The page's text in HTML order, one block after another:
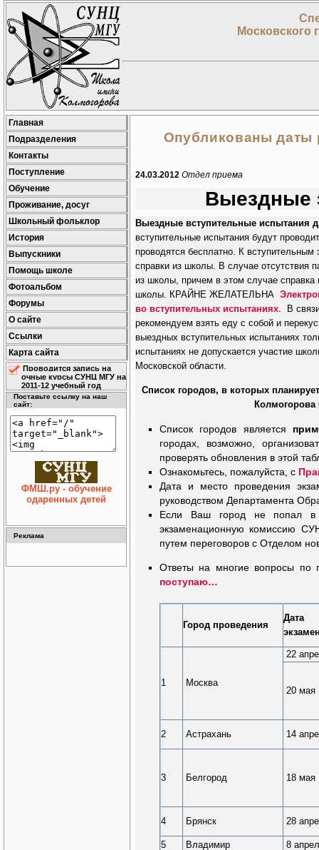
Московского
Главная
Подразделения
Контакты
Поступление
Обучение
Проживание, досуг
Школьный фольклор
История
Выпускники
Помощь школе
Фотоальбом
Форумы
О сайте
Ссылки
Карта сайта
Проводится запись на
очные курсы СУНЦ МГУ на
2011-12 учебный год
Поставьте ссылку на наш
сайт:
ФМШ.ру - обучение
одаренных детей
Реклама
Опубликованы даты
24.03.2012 Отдел приема
Выездные
Выездные вступительные испытания
вступительные испытания будут
проводятся бесплатно. К
справки из школы. В случае отсутствия
из школы, причем в этом случае
школы. КРАЙНЕ ЖЕЛАТЕЛЬНА
во вступительных испытаниях. В
рекомендуем взять еду с собой и
выездных вступительных испытаниях
испытаниях не допускается участие
Московской области.
Список городов, в которых
Список городов является
городах, возможно,
проверять обновления в этой
Ознакомьтесь, пожалуйста, с
Дата и место проведения
руководством Департамента
Если Ваш город не попал в
экзаменационную комиссию
путем переговоров с Отделом
Ответы на многие вопросы
поступаю…
Город проведения
Дата
1 Москва
22
20 мая
2 Астрахань 14
3 Белгород 18 мая
4 Брянск 28
5 Владимир
8